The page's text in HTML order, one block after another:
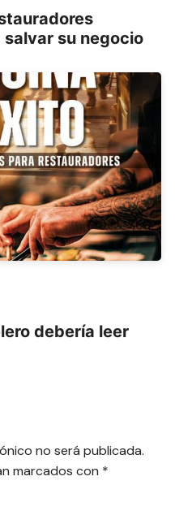
su negocio
debería leer
no será publicada.
marcados con *